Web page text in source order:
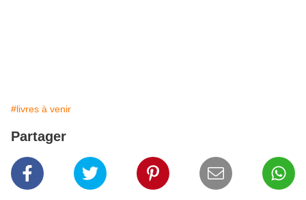
#livres à venir
Partager